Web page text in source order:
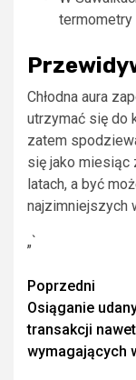
termometry
Chłodna aura
utrzymać się do
zatem
się jako miesiąc
latach, a być
najzimniejszych
„`
Zobacz
wpisy
Poprzedni
Osiąganie
transakcji
wymagających